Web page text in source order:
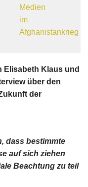
Medien
im
Afghanistankrieg
Elisabeth Klaus und
über den
der
dass bestimmte
auf sich ziehen
Beachtung zu teil